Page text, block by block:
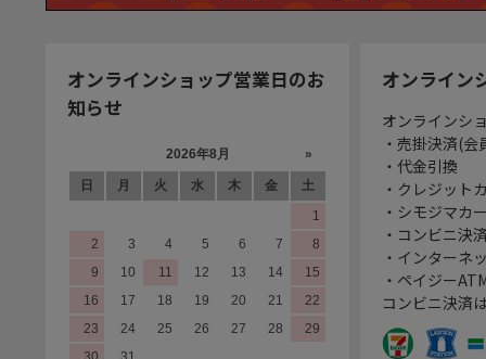
オンラインショップ営業日のお
知らせ
オンライン
オンラインシ
・売掛決済(
・代金引換
・クレジット
・シモジマカ
・コンビニ決
・インターネ
・ペイジー
コンビニ決済